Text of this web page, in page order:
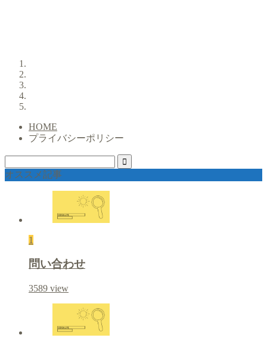
HOME
プライバシーポリシー
オススメ記事
1
問い合わせ
3589 view